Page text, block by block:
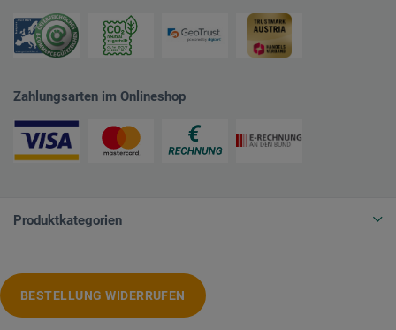
Zahlungsarten im Onlineshop
Produktkategorien
BESTELLUNG WIDERRUFEN